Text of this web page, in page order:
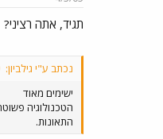
תגיד, אתה רציני?
נכתב ע"י גילביון:
ישימים מאוד
הטכנולוגיה
התאונות.